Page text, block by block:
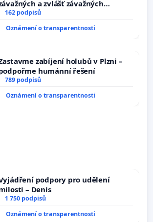
a zvlášť závažných
trestných činů
162 podpisů
Oznámení o transparentnosti
zabíjení holubů v Plzni –
humánní řešení
789 podpisů
Oznámení o transparentnosti
podpory pro udělení
– Denis
1 750 podpisů
Oznámení o transparentnosti